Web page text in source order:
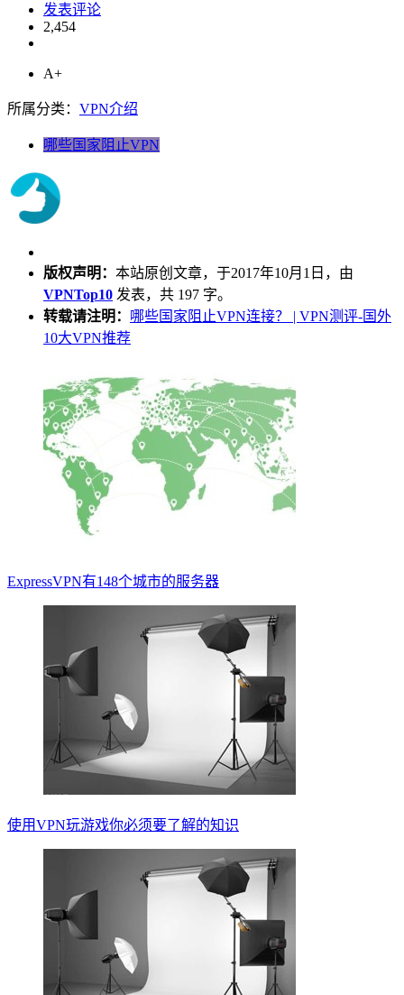
发表评论
2,454
A+
所属分类： VPN介绍
哪些国家阻止VPN
版权声明： 本站原创文章，于2017年10月1日，由
VPNTop10 发表，共 197 字。
转载请注明： 哪些国家阻止VPN连接？ | VPN测评-国外
10大VPN推荐
ExpressVPN有148个城市的服务器
使用VPN玩游戏你必须要了解的知识